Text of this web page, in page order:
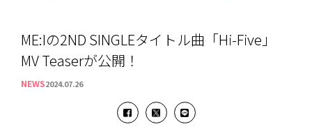
ME:Iの2ND SINGLEタイトル曲「Hi-Five」
MV Teaserが公開！
NEWS2024.07.26